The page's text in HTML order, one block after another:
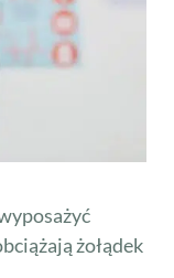
żołądek